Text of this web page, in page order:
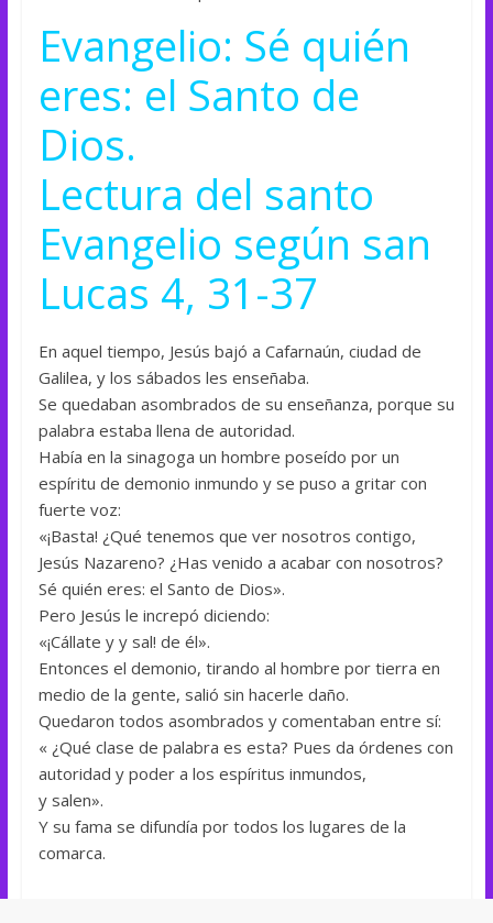
Evangelio: Sé quién
eres: el Santo de
Dios.
Lectura del santo
Evangelio según san
Lucas 4, 31-37
En aquel tiempo, Jesús bajó a Cafarnaún, ciudad de
Galilea, y los sábados les enseñaba.
Se quedaban asombrados de su enseñanza, porque su
palabra estaba llena de autoridad.
Había en la sinagoga un hombre poseído por un
espíritu de demonio inmundo y se puso a gritar con
fuerte voz:
«¡Basta! ¿Qué tenemos que ver nosotros contigo,
Jesús Nazareno? ¿Has venido a acabar con nosotros?
Sé quién eres: el Santo de Dios».
Pero Jesús le increpó diciendo:
«¡Cállate y y sal! de él».
Entonces el demonio, tirando al hombre por tierra en
medio de la gente, salió sin hacerle daño.
Quedaron todos asombrados y comentaban entre sí:
« ¿Qué clase de palabra es esta? Pues da órdenes con
autoridad y poder a los espíritus inmundos,
y salen».
Y su fama se difundía por todos los lugares de la
comarca.